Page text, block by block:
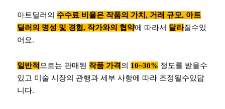
아트딜러의 수수료 비율은 작품의 가치, 거래 규모, 아트
딜러의 명성 및 경험, 작가와의 협약에 따라서 달라질수있
어요.
일반적 으로는 판매된 작품 가격 의 10~30% 정도를 받을수
있고 미술 시장의 관행과 세부 사항에 따라 조정될수있답
니다.